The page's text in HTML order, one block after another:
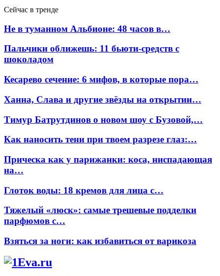
Сейчас в тренде
Не в туманном Альбионе: 48 часов в…
Пальчики оближешь: 11 бьюти-средств с
шоколадом
Кесарево сечение: 6 мифов, в которые пора…
Ханна, Слава и другие звёзды на открытии…
Тимур Батрутдинов о новом шоу с Бузовой,…
Как наносить тени при твоем разрезе глаз:…
Прическа как у парижанки: коса, ниспадающая
на…
Глоток воды: 18 кремов для лица с…
Тяжелый «люск»: самые трешевые подделки
парфюмов с…
Взяться за ноги: как избавиться от варикоза